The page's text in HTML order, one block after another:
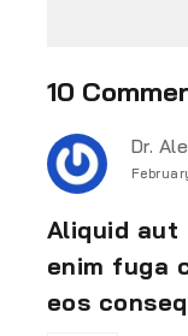
10
Dr.
Aliquid aut
enim fuga
eos